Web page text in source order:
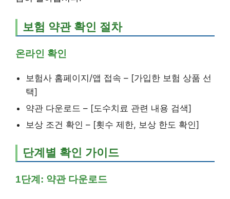
보험 약관 확인 절차
온라인 확인
보험사 홈페이지/앱 접속 – [가입한 보험 상품 선
택]
약관 다운로드 – [도수치료 관련 내용 검색]
보상 조건 확인 – [횟수 제한, 보상 한도 확인]
단계별 확인 가이드
1단계: 약관 다운로드